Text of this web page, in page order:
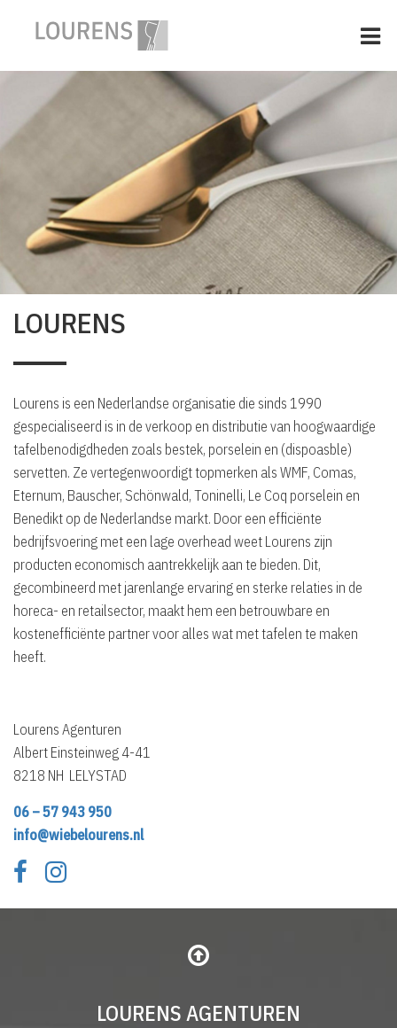
SERVETTEN, KLEUR, LOGO
TABLETOP EN BAR
ONZE MERKEN
OVER LOURENS AGENTUREN
CONTACT
LOURENS
Lourens is een Nederlandse organisatie die sinds 1990
gespecialiseerd is in de verkoop en distributie van hoogwaardige
tafelbenodigdheden zoals bestek, porselein en (dispoasble)
servetten. Ze vertegenwoordigt topmerken als WMF, Comas,
Eternum, Bauscher, Schönwald, Toninelli, Le Coq porselein en
Benedikt op de Nederlandse markt. Door een efficiënte
bedrijfsvoering met een lage overhead weet Lourens zijn
producten economisch aantrekkelijk aan te bieden. Dit,
gecombineerd met jarenlange ervaring en sterke relaties in de
horeca- en retailsector, maakt hem een betrouwbare en
kostenefficiënte partner voor alles wat met tafelen te maken
heeft.
Lourens Agenturen
Albert Einsteinweg 4-41
8218 NH LELYSTAD
06 – 57 943 950
info@wiebelourens.nl
LOURENS AGENTUREN